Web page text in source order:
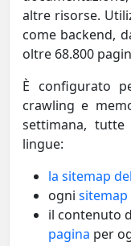
altre risorse.
come backend,
oltre 68.800
È configurato
crawling e
settimana,
lingue:
la sitemap
ogni sitemap
il contenuto
pagina per